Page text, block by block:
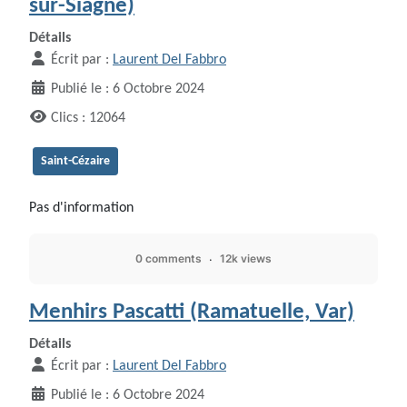
sur-Siagne)
Détails
Écrit par : Laurent Del Fabbro
Publié le : 6 Octobre 2024
Clics : 12064
Saint-Cézaire
Pas d'information
0 comments 12k views
Menhirs Pascatti (Ramatuelle, Var)
Détails
Écrit par : Laurent Del Fabbro
Publié le : 6 Octobre 2024